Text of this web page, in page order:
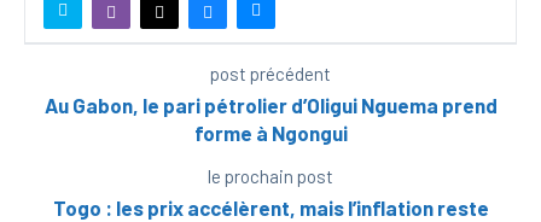
post précédent
Au Gabon, le pari pétrolier d’Oligui Nguema prend
forme à Ngongui
le prochain post
Togo : les prix accélèrent, mais l’inflation reste